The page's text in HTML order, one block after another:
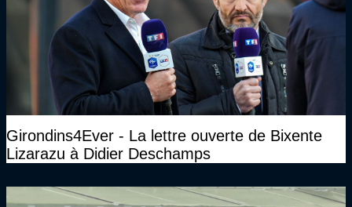
Girondins4Ever - La lettre ouverte de Bixente
Lizarazu à Didier Deschamps